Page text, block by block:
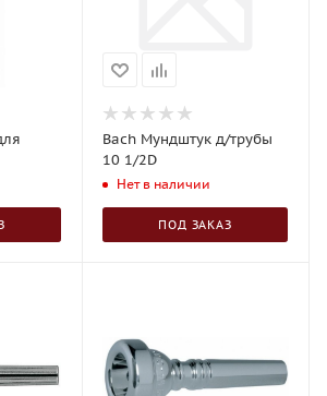
Bach Мундштук д/трубы
10 1/2D
Нет в наличии
ПОД ЗАКАЗ